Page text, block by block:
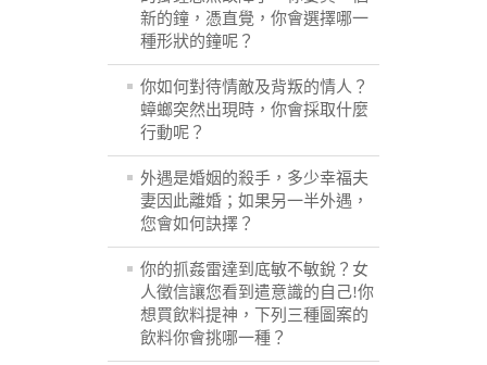
新的鐘，憑直覺，你會選擇哪一
種形狀的鐘呢？
你如何對待情敵及背叛的情人？
蟑螂突然出現時，你會採取什麼
行動呢？
外遇是婚姻的殺手，多少幸福夫
妻因此離婚；如果另一半外遇，
您會如何訣擇？
你的抓姦雷達到底敏不敏銳？女
人徵信讓您看到遣意識的自己!你
想買飲料提神，下列三種圖案的
飲料你會挑哪一種？